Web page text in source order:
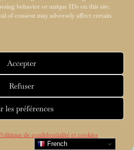
behavior or unique IDs on this site.
of consent may adversely affect certain
Accepter
Refuser
les préférences
de confidentialité et cookies
French